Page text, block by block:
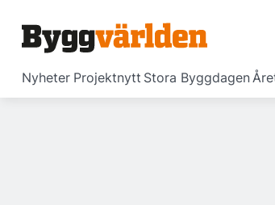
Nyheter Projektnytt Stora Byggdagen